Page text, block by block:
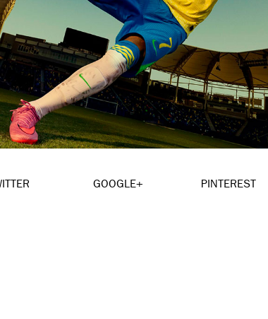
GOOGLE+ PINTEREST